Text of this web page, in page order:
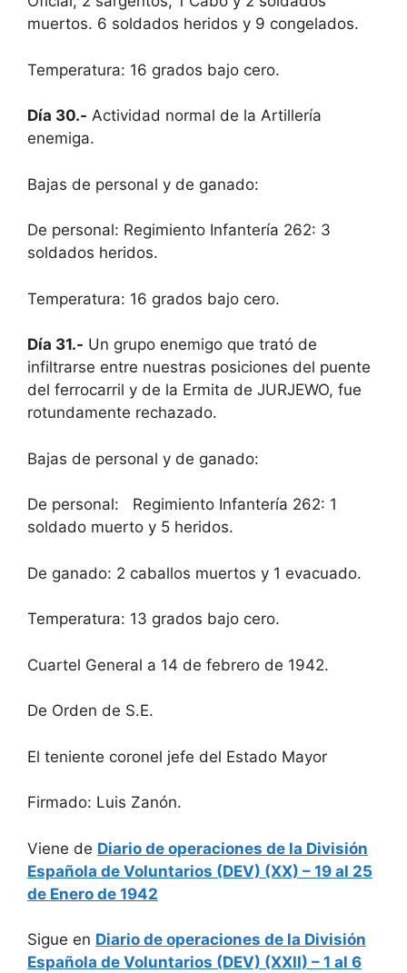
muertos. 6 soldados heridos y 9 congelados.
Temperatura: 16 grados bajo cero.
Día 30.- Actividad normal de la Artillería
enemiga.
Bajas de personal y de ganado:
De personal: Regimiento Infantería 262: 3
soldados heridos.
Temperatura: 16 grados bajo cero.
Día 31.- Un grupo enemigo que trató de
infiltrarse entre nuestras posiciones del puente
del ferrocarril y de la Ermita de JURJEWO, fue
rotundamente rechazado.
Bajas de personal y de ganado:
De personal: Regimiento Infantería 262: 1
soldado muerto y 5 heridos.
De ganado: 2 caballos muertos y 1 evacuado.
Temperatura: 13 grados bajo cero.
Cuartel General a 14 de febrero de 1942.
De Orden de S.E.
El teniente coronel jefe del Estado Mayor
Firmado: Luis Zanón.
Viene de Diario de operaciones de la División
Española de Voluntarios (DEV) (XX) – 19 al 25
de Enero de 1942
Sigue en Diario de operaciones de la División
Española de Voluntarios (DEV) (XXII) – 1 al 6